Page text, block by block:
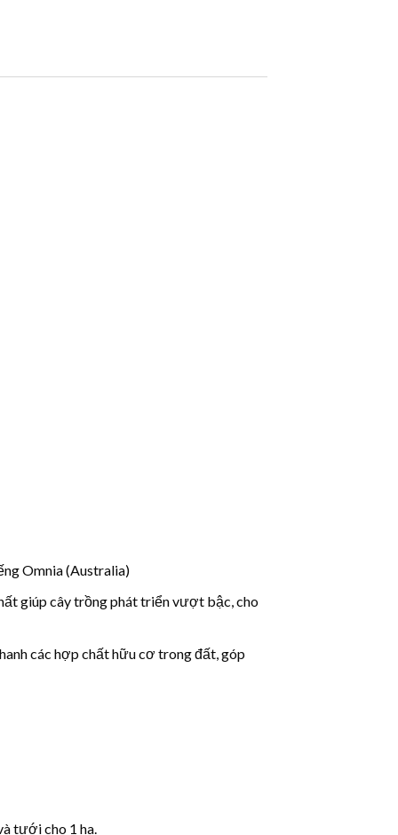
Omnia (Australia)
giúp cây trồng phát triển vượt bậc, cho
các hợp chất hữu cơ trong đất, góp
tưới cho 1 ha.